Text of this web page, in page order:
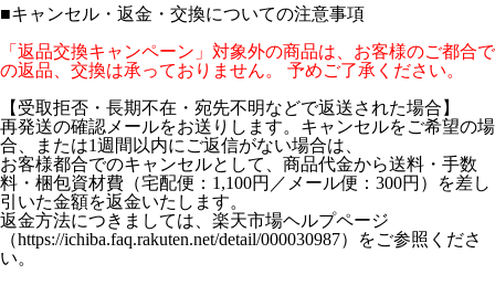
■キャンセル・返金・交換についての注意事項
「返品交換キャンペーン」対象外の商品は、お客様のご都合で
の返品、交換は承っておりません。 予めご了承ください。
【受取拒否・長期不在・宛先不明などで返送された場合】
再発送の確認メールをお送りします。キャンセルをご希望の場
合、または1週間以内にご返信がない場合は、
お客様都合でのキャンセルとして、商品代金から送料・手数
料・梱包資材費（宅配便：1,100円／メール便：300円）を差し
引いた金額を返金いたします。
返金方法につきましては、楽天市場ヘルプページ
（https://ichiba.faq.rakuten.net/detail/000030987）をご参照くださ
い。